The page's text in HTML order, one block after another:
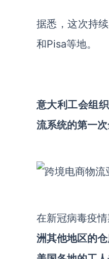
据悉，这次持
和Pisa等地。
意大利工会组
流系统的第一
在新冠病毒疫
洲其他地区的